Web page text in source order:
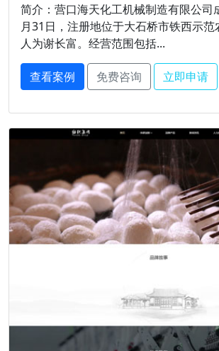
简介：营口海天化工机械制造有限公司
月31日，注册地位于大石桥市铁西示范
人为谢长富。经营范围包括...
查看案例 免费咨询 立即申请